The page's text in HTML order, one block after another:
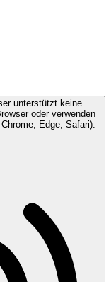
unterstützt keine
oder verwenden
Edge, Safari).